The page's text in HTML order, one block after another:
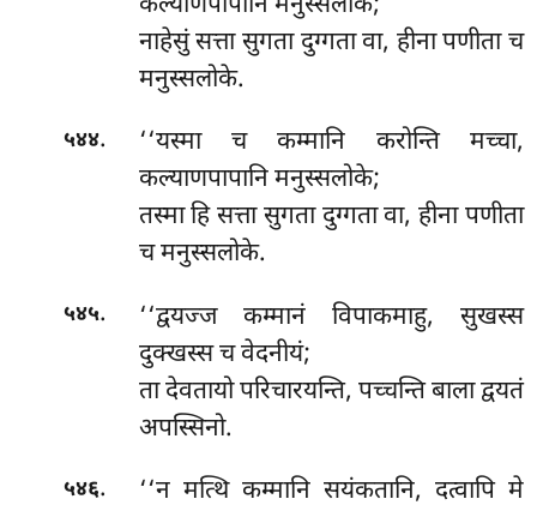
नाहेसुं सत्ता सुगता दुग्गता वा, हीना पणीता च
मनुस्सलोके.
५४४. ‘‘यस्माच कम्मानि करोन्ति मच्चा,
कल्याणपापानि मनुस्सलोके;
तस्मा हि सत्ता सुगता दुग्गता वा, हीनापणीता
च मनुस्सलोके.
५४५.
‘‘द्वयज्ज कम्मानं विपाकमाहु, सुखस्स
दुक्खस्स च वेदनीयं;
ता देवतायो परिचारयन्ति, पच्चन्ति बाला द्वयतं
अपस्सिनो.
५४६.
‘‘न मत्थि कम्मानि सयंकतानि, दत्वापि मे